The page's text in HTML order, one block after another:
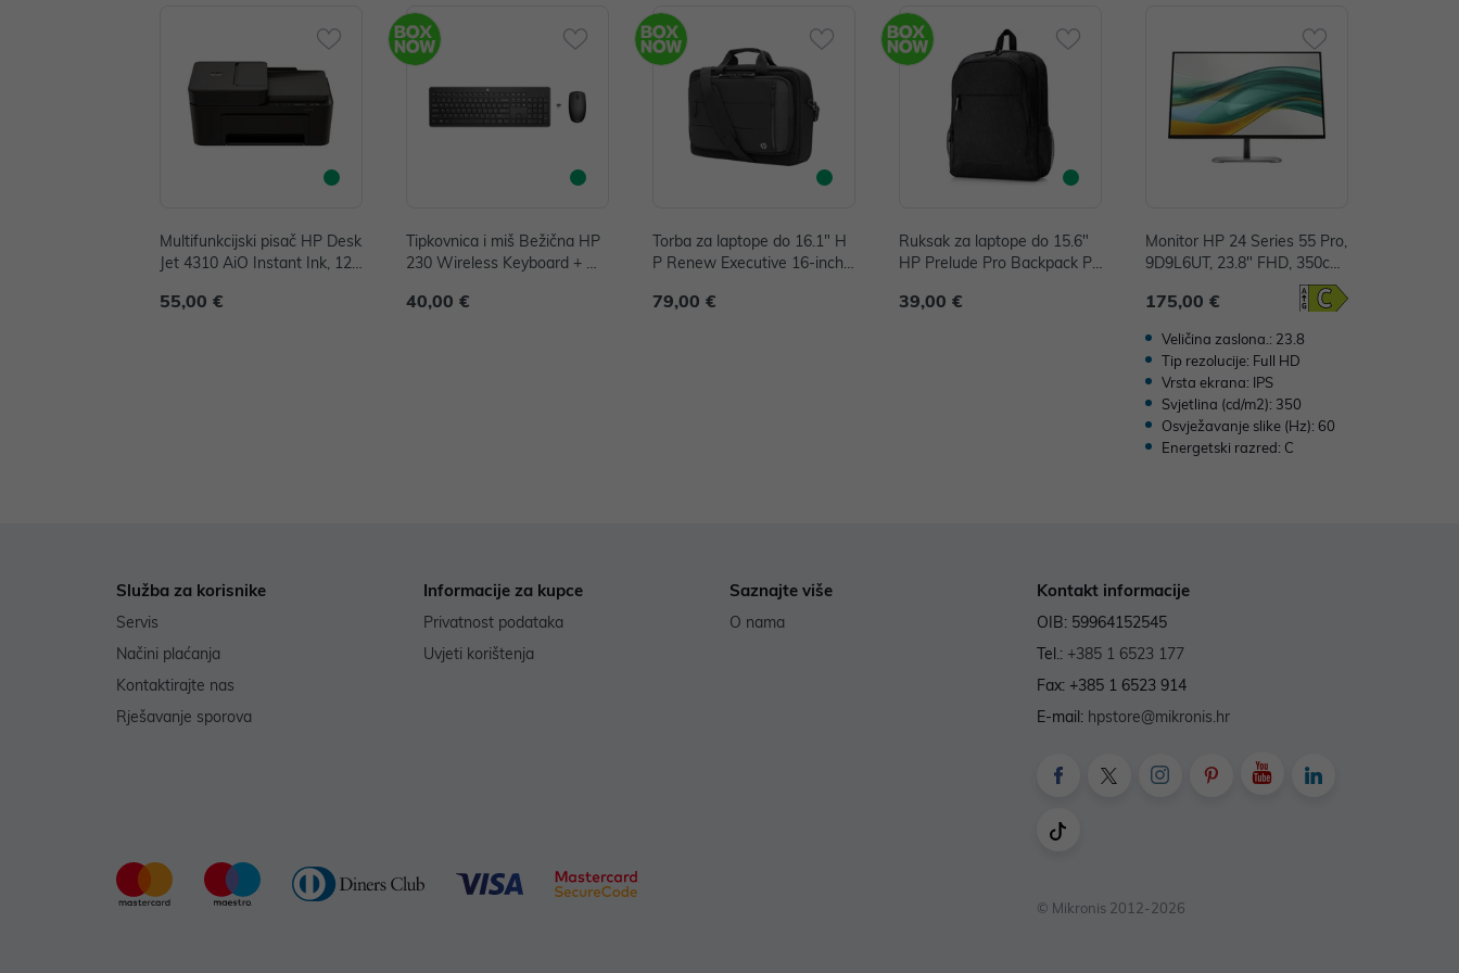
Multifunkcijski pisač HP Desk
Jet 4310 AiO Instant Ink, 120
B, WiFi, A24HPB
55,00 €
Tipkovnica i miš Bežična HP
230 Wireless Keyboard + mi
40,00 €
Torba za laptope do 16.1" H
P Renew Executive 16-inch
79,00 €
Ruksak za laptope do 15.6"
HP Prelude Pro Backpack P/
39,00 €
Monitor HP 24 Series 55 Pro,
9D9L6UT, 23.8" FHD, 350cd/
175,00 €
Veličina zaslona.: 23.8
Tip rezolucije: Full HD
Vrsta ekrana: IPS
Svjetlina (cd/m2): 350
Osvježavanje slike (Hz): 60
Energetski razred: C
Služba za korisnike
Servis
Načini plaćanja
Kontaktirajte nas
Rješavanje sporova
Informacije za kupce
Privatnost podataka
Uvjeti korištenja
Saznajte više
O nama
Kontakt informacije
OIB: 59964152545
Tel.: +385 1 6523 177
Fax: +385 1 6523 914
E-mail: hpstore@mikronis.hr
© Mikronis 2012-2026